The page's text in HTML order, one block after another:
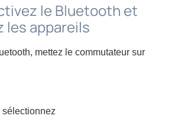
le Bluetooth et
les appareils
mettez le commutateur sur
sélectionnez